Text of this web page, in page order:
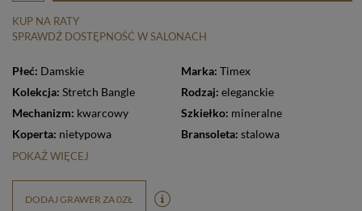
KUP NA RATY
SPRAWDŹ DOSTĘPNOŚĆ W SALONACH
Płeć: Damskie Marka: Timex
Kolekcja: Stretch Bangle Rodzaj: eleganckie
Mechanizm: kwarcowy Szkiełko: mineralne
Koperta: nietypowa Bransoleta: stalowa
POKAŻ WIĘCEJ
DODAJ GRAWER ZA 0ZŁ